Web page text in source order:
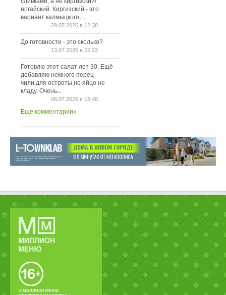
ногайский. Киргизский - это
вариант калмыцкого,...
29.07.2026 в 12:38
До готовности - это сколько?
13.07.2026 в 22:23
Готовлю этот салат лет 30. Ещё
добавляю немного перец
чили,для остроты,но яйцо не
кладу. Очень...
06.07.2026 в 18:48
Еще комментарии»
© МИЛЛИОН МЕНЮ.